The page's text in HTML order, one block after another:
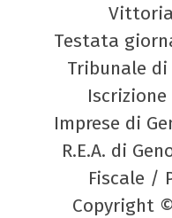
Testata
Tribunale di
Imprese di
R.E.A. di
Fiscale /
Copyright